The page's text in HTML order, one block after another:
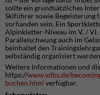
sollte ein grundsätzliches
Skiführer sowie Begeisterung
vorhanden sein. Ein
Alpinkletter-Niveau im V. / VI.
Parallelschwung auch im
beinhaltet den
selbständig organisiert
Weitere Informationen und
https://www.vdbs.de/
buchen.html verfügbar.